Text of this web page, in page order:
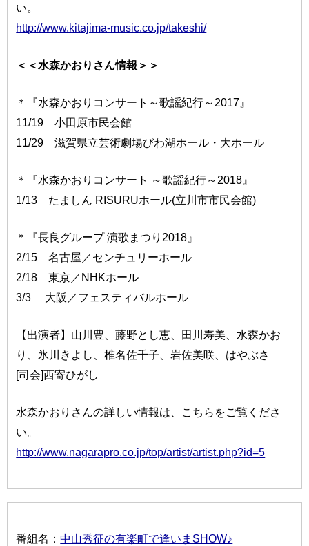
い。
http://www.kitajima-music.co.jp/takeshi/
＜＜水森かおりさん情報＞＞
＊『水森かおりコンサート～歌謡紀行～2017』
11/19 小田原市民会館
11/29 滋賀県立芸術劇場びわ湖ホール・大ホール
＊『水森かおりコンサート ～歌謡紀行～2018』
1/13 たましん RISURUホール(立川市市民会館)
＊『長良グループ 演歌まつり2018』
2/15 名古屋／センチュリーホール
2/18 東京／NHKホール
3/3 大阪／フェスティバルホール
【出演者】山川豊、藤野とし恵、田川寿美、水森かお
り、氷川きよし、椎名佐千子、岩佐美咲、はやぶさ
[司会]西寄ひがし
水森かおりさんの詳しい情報は、こちらをご覧くださ
い。
http://www.nagarapro.co.jp/top/artist/artist.php?id=5
番組名：中山秀征の有楽町で逢いまSHOW♪